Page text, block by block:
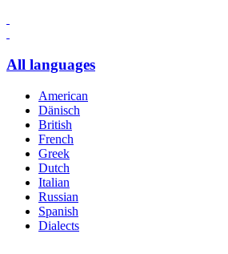
All languages
American
Dänisch
British
French
Greek
Dutch
Italian
Russian
Spanish
Dialects